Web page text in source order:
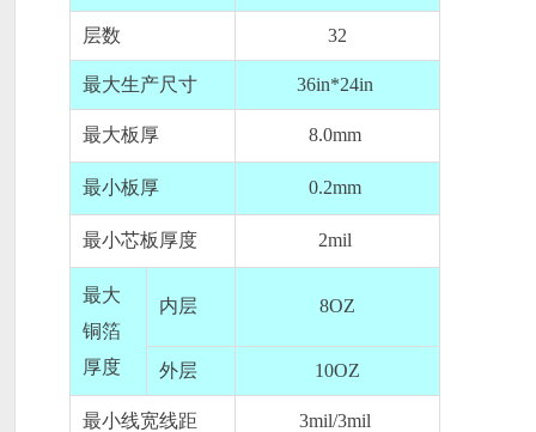
层数 32
最大生产尺寸 36in*24in
最大板厚 8.0mm
最小板厚 0.2mm
最小芯板厚度 2mil
最大
铜箔
厚度
内层 8OZ
外层 10OZ
最小线宽线距 3mil/3mil